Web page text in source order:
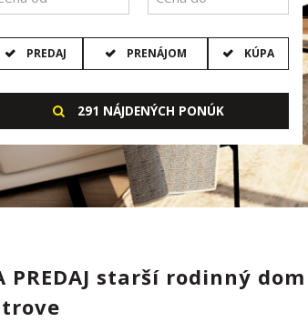
PREDAJ PRENÁJOM KÚPA
291 NÁJDENÝCH PONÚK
PREDAJ starší rodinný